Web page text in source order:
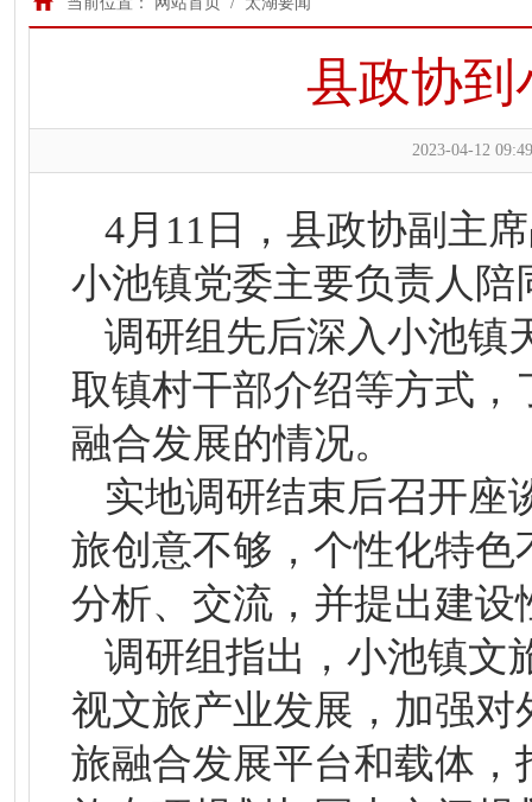
县政协到
2023-04-12
4月11日，县政协副主
小池镇党委主要负责人陪
调研组先后深入小池镇
取镇村干部介绍等方式
融合发展的情况。
实地调研结束后召开座
旅创意不够，个性化特
分析、交流，并提出建
调研组指出，小池镇文
视文旅产业发展，加强
旅融合发展平台和载体